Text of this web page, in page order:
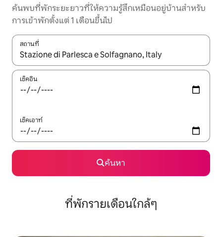
ค้นพบที่พักระยะยาวที่ให้ความรู้สึกเหมือนอยู่บ้านสำหรับ
การเข้าพักตั้งแต่ 1 เดือนขึ้นไป
สถานที่
ใช้ลูกศรขึ้นลง หรือใช้การสัมผัสหรือปัด เพื่อสำรวจผลการค้นหา
เช็คอิน
เช็คเอาท์
ค้นหา
ที่พักรายเดือนใกล้ๆ